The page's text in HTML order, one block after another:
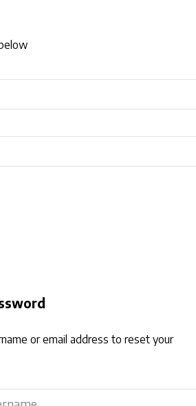
or email address to reset your